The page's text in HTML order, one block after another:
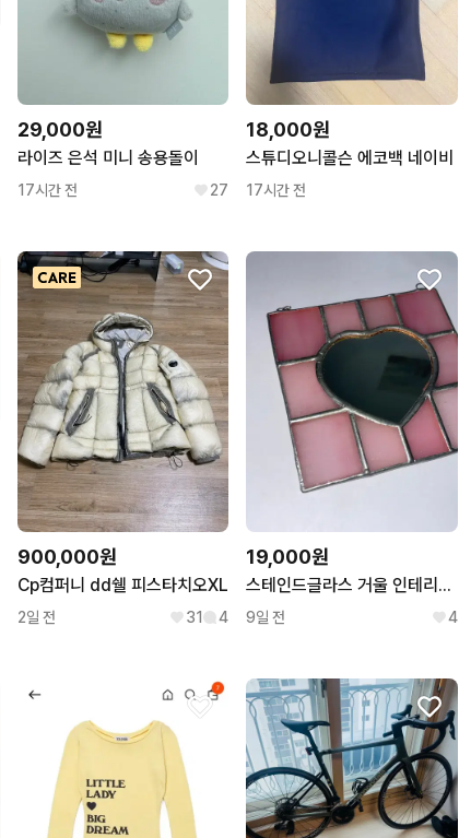
29,000원
라이즈 은석 미니 송용돌이
17시간 전 27
18,000원
스튜디오니콜슨 에코백 네이비
17시간 전
900,000원
Cp컴퍼니 dd쉘 피스타치오XL
2일 전 31 4
19,000원
스테인드글라스 거울 인테리어 소품
9일 전 4